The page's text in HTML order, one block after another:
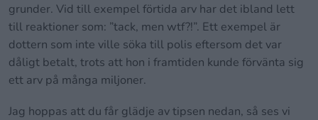
grunder. Vid till exempel förtida arv har det ibland lett
till reaktioner som: ”tack, men wtf?!”. Ett exempel är
dottern som inte ville söka till polis eftersom det var
dåligt betalt, trots att hon i framtiden kunde förvänta sig
ett arv på många miljoner.
Jag hoppas att du får glädje av tipsen nedan, så ses vi